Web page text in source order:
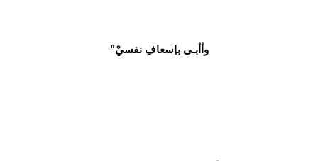
وأأبـى بإسعافِ نفسيْ"